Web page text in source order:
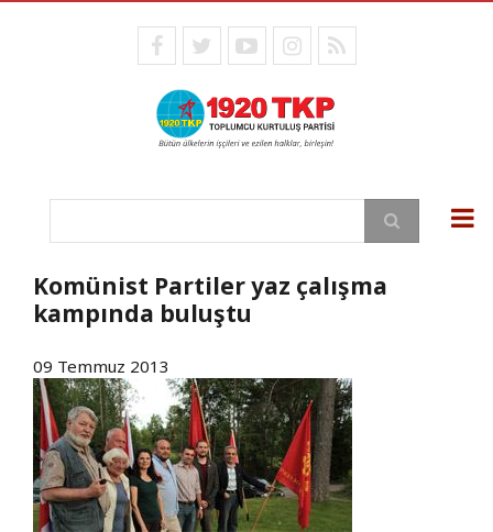
facebooktwitteryoutubeinstagram
RSS
Ara
Komünist Partiler yaz çalışma
kampında buluştu
09 Temmuz 2013